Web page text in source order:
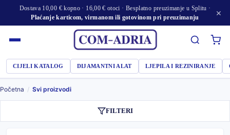
Dostava 10,00 € kopno · 16,00 € otoci · Besplatno preuzimanje u Splitu ·
Plaćanje karticom, virmanom ili gotovinom pri preuzimanju
×
CIJELI KATALOG DIJAMANTNI ALAT LJEPILA I REZINIRANJE
Početna / Svi proizvodi
FILTERI